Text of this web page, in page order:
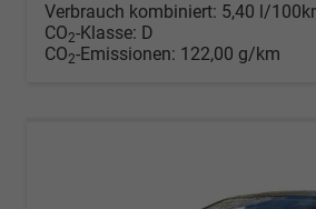
Verbrauch kombiniert: 5,40 l/
CO2-Klasse: D
CO2-Emissionen: 122,00 g/km